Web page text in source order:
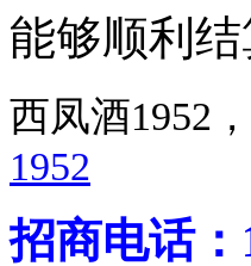
能够顺利
西凤酒1952
1952
招商电话：